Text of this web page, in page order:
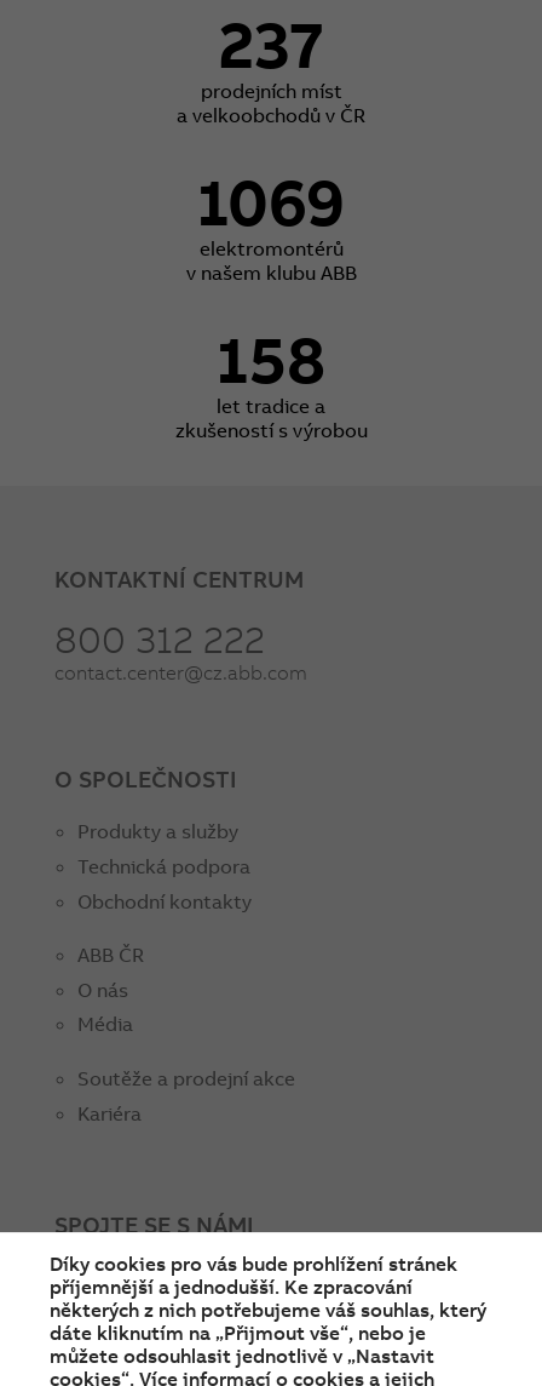
237
prodejních míst
a velkoobchodů v ČR
1069
elektromontérů
v našem klubu ABB
158
let tradice a
zkušeností s výrobou
KONTAKTNÍ CENTRUM
800 312 222
contact.center@cz.abb.com
O SPOLEČNOSTI
Produkty a služby
Technická podpora
Obchodní kontakty
ABB ČR
O nás
Média
Soutěže a prodejní akce
Kariéra
SPOJTE SE S NÁMI
facebookinstagramLinkedintwitteryoutube
Díky cookies pro vás bude prohlížení stránek
příjemnější a jednodušší. Ke zpracování
některých z nich potřebujeme váš souhlas, který
dáte kliknutím na „Přijmout vše“, nebo je
můžete odsouhlasit jednotlivě v „Nastavit
cookies“. Více informací o cookies a jejich